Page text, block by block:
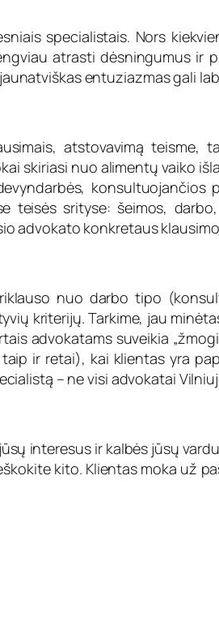
specialistais. Nors
atrasti dėsningumus ir
entuziazmas gali
atstovavimą teisme,
skiriasi nuo alimentų vaiko
konsultuojančios
srityse: šeimos,
advokato konkretaus
nuo darbo tipo
kriterijų. Tarkime, jau
advokatams suveikia
ir retai), kai klientas yra
– ne visi advokatai
interesus ir kalbės jūsų
kito. Klientas moka už